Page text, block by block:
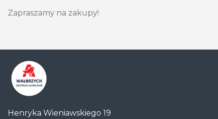
Zapraszamy na zakupy!
Handlowe
Henryka Wieniawskiego 19